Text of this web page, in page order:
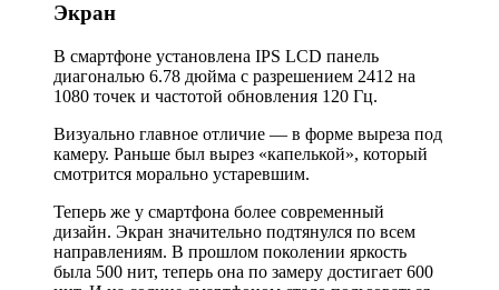
Экран
В смартфоне установлена IPS LCD панель
диагональю 6.78 дюйма с разрешением 2412 на
1080 точек и частотой обновления 120 Гц.
Визуально главное отличие — в форме выреза под
камеру. Раньше был вырез «капелькой», который
смотрится морально устаревшим.
Теперь же у смартфона более современный
дизайн. Экран значительно подтянулся по всем
направлениям. В прошлом поколении яркость
была 500 нит, теперь она по замеру достигает 600